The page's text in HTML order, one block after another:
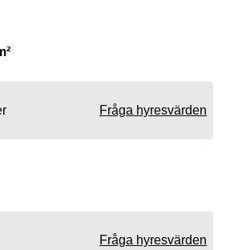
Fråga hyresvärden
Fråga hyresvärden